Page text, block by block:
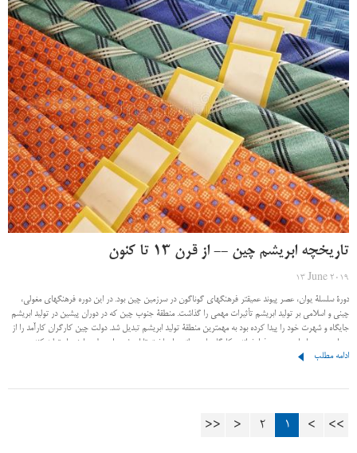
تاریخچه ابریشم چین -- از قرن 13 تا کنون
13 June 2019
دورۀ سلسلۀ یوان، عصر پیوند عمیقتر فرهنگهای گوناگون در سرزمین چین بود. در این دوره فرهنگهای مغولی،
چینی و اسلامی بر تولید ابریشم تأثیرات مهمی را گذاشت. منطقۀ جنوب چین که در دوران پیشین در تولید ابریشم
جایگاه و شهرت خود را پیدا کرده بود به مهمترین منطقۀ تولید ابریشم تبدیل شد. دولت چین کارگران کارآمد را از
ادامه مطلب
<<
<
1
2
>
>>